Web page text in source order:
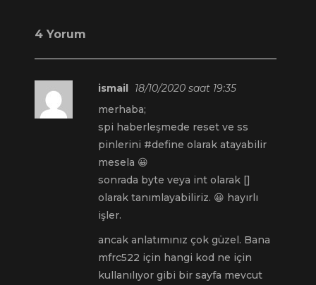
4 Yorum
ismail 18/10/2020 saat 19:35
merhaba;
spi haberleşmede reset ve ss
pinlerini #define olarak atayabilir
mesela 😀
sonrada byte veya int olarak []
olarak tanımlayabiliriz. 😀 hayırlı
işler.
ancak anlatımınız çok güzel. Bana
mfrc522 için hangi kod ne için
kullanılıyor gibi bir sayfa mevcut